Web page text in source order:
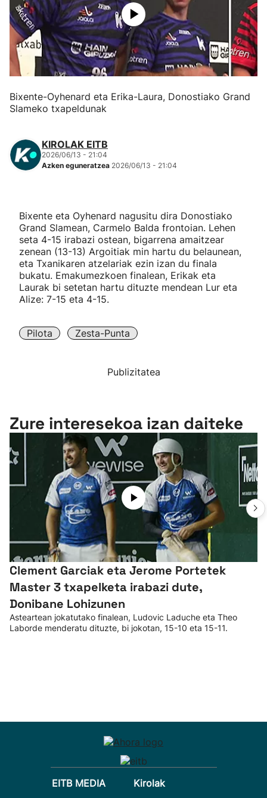
Herri-kirolak
Eskubaloia
Mendi-lasterketak
"Helmuga"
Bixente-Oyhenard eta Erika-Laura, Donostiako Grand
Slameko txapeldunak
KIROLAK EITB
2026/06/13 - 21:04
Azken eguneratzea 2026/06/13 - 21:04
Bixente eta Oyhenard nagusitu dira Donostiako
Grand Slamean, Carmelo Balda frontoian. Lehen
seta 4-15 irabazi ostean, bigarrena amaitzear
zenean (13-13) Argoitiak min hartu du belaunean,
eta Txanikaren atzelariak ezin izan du finala
bukatu. Emakumezkoen finalean, Erikak eta
Laurak bi setetan hartu dituzte mendean Lur eta
Alize: 7-15 eta 4-15.
Pilota Zesta-Punta
Publizitatea
Zure interesekoa izan daiteke
Clement Garciak eta Jerome Portetek
Master 3 txapelketa irabazi dute,
Donibane Lohizunen
Asteartean jokatutako finalean, Ludovic Laduche eta Theo
Laborde menderatu dituzte, bi jokotan, 15-10 eta 15-11.
EITB MEDIA
Kirolak